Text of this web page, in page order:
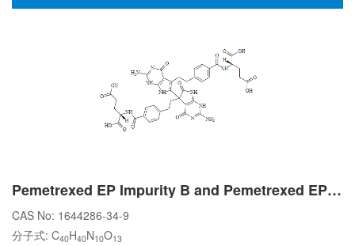
Pemetrexed EP Impurity B and Pemetrexed EP Impurity C
CAS No: 1644286-34-9
分子式: C40H40N10O13